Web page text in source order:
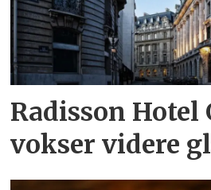
Radisson Hotel
vokser videre